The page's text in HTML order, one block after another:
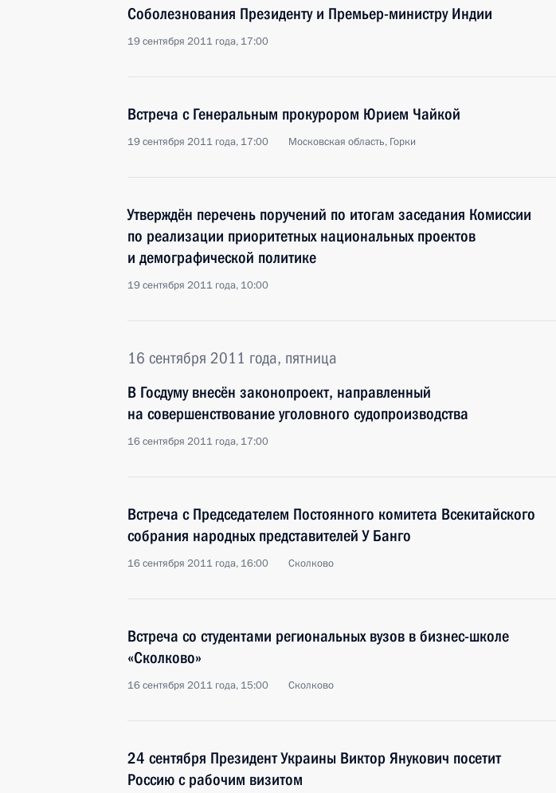
Соболезнования Президенту и Премьер-министру Индии
19 сентября 2011 года, 17:00
Встреча с Генеральным прокурором Юрием Чайкой
19 сентября 2011 года, 17:00 Московская область, Горки
Утверждён перечень поручений по итогам заседания Комиссии
по реализации приоритетных национальных проектов
и демографической политике
19 сентября 2011 года, 10:00
16 сентября 2011 года, пятница
В Госдуму внесён законопроект, направленный
на совершенствование уголовного судопроизводства
16 сентября 2011 года, 17:00
Встреча с Председателем Постоянного комитета Всекитайского
собрания народных представителей У Банго
16 сентября 2011 года, 16:00 Сколково
Встреча со студентами региональных вузов в бизнес-школе
«Сколково»
16 сентября 2011 года, 15:00 Сколково
24 сентября Президент Украины Виктор Янукович посетит
Россию с рабочим визитом